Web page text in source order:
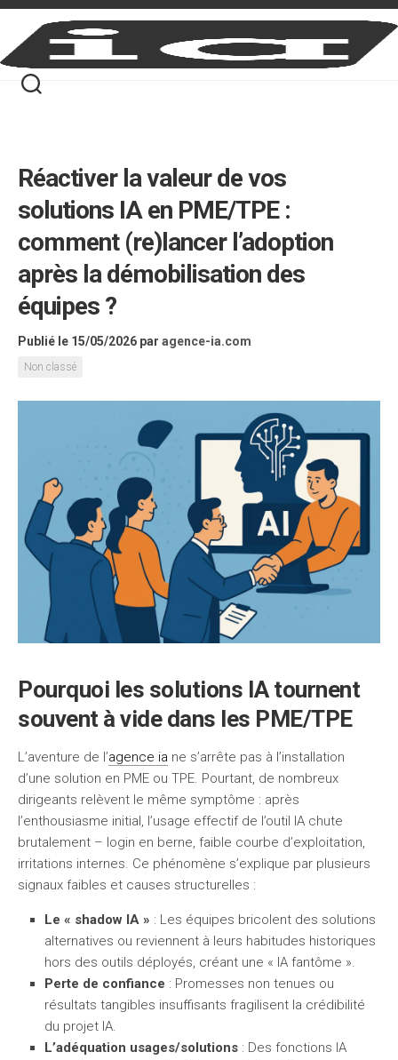
Skip
content
Réactiver la valeur de vos
solutions IA en PME/TPE :
comment (re)lancer l’adoption
après la démobilisation des
équipes ?
Publié le 15/05/2026 par agence-ia.com
Non classé
Pourquoi les solutions IA tournent
souvent à vide dans les PME/TPE
L’aventure de l’agence ia ne s’arrête pas à l’installation
d’une solution en PME ou TPE. Pourtant, de nombreux
dirigeants relèvent le même symptôme : après
l’enthousiasme initial, l’usage effectif de l’outil IA chute
brutalement – login en berne, faible courbe d’exploitation,
irritations internes. Ce phénomène s’explique par plusieurs
signaux faibles et causes structurelles :
Le « shadow IA » : Les équipes bricolent des solutions
alternatives ou reviennent à leurs habitudes historiques
hors des outils déployés, créant une « IA fantôme ».
Perte de confiance : Promesses non tenues ou
résultats tangibles insuffisants fragilisent la crédibilité
du projet IA.
L’adéquation usages/solutions : Des fonctions IA